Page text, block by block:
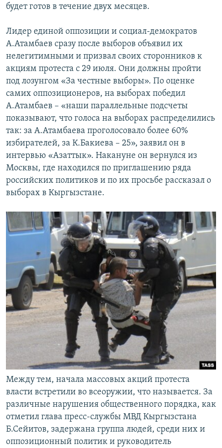
будет готов в течение двух месяцев.
Лидер единой оппозиции и социал-демократов
А.Атамбаев сразу после выборов объявил их
нелегитимными и призвал своих сторонников к
акциям протеста с 29 июля. Они должны пройти
под лозунгом «За честные выборы». По оценке
самих оппозиционеров, на выборах победил
А.Атамбаев – «наши параллельные подсчеты
показывают, что голоса на выборах распределились
так: за А.Атамбаева проголосовало более 60%
избирателей, за К.Бакиева – 25», заявил он в
интервью «Азаттык». Накануне он вернулся из
Москвы, где находился по приглашению ряда
российских политиков и по их просьбе рассказал о
выборах в Кыргызстане.
Между тем, начала массовых акций протеста
власти встретили во всеоружии, что называется. За
различные нарушения общественного порядка, как
отметил глава пресс-службы МВД Кыргызстана
Б.Сейитов, задержана группа людей, среди них и
оппозиционный политик и руководитель